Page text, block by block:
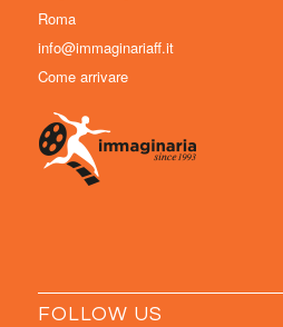
Roma
info@immaginariaff.it
Come arrivare
FOLLOW US